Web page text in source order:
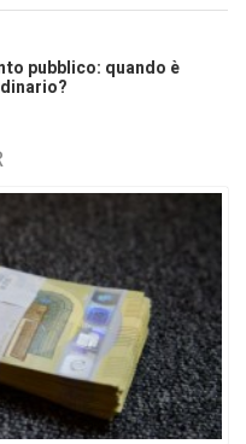
pubblico: quando è